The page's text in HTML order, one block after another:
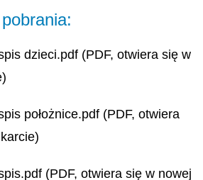
dzieci.pdf (PDF, otwiera się w
położnice.pdf (PDF, otwiera
(PDF, otwiera się w nowej